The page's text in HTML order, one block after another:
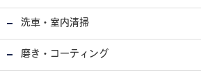
洗車・室内清掃
磨き・コーティング